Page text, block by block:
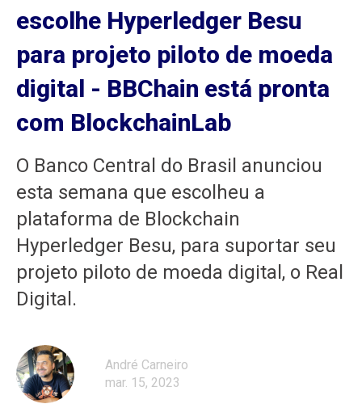
escolhe Hyperledger Besu
para projeto piloto de moeda
digital - BBChain está pronta
com BlockchainLab
O Banco Central do Brasil anunciou
esta semana que escolheu a
plataforma de Blockchain
Hyperledger Besu, para suportar seu
projeto piloto de moeda digital, o Real
Digital.
André Carneiro
mar. 15, 2023